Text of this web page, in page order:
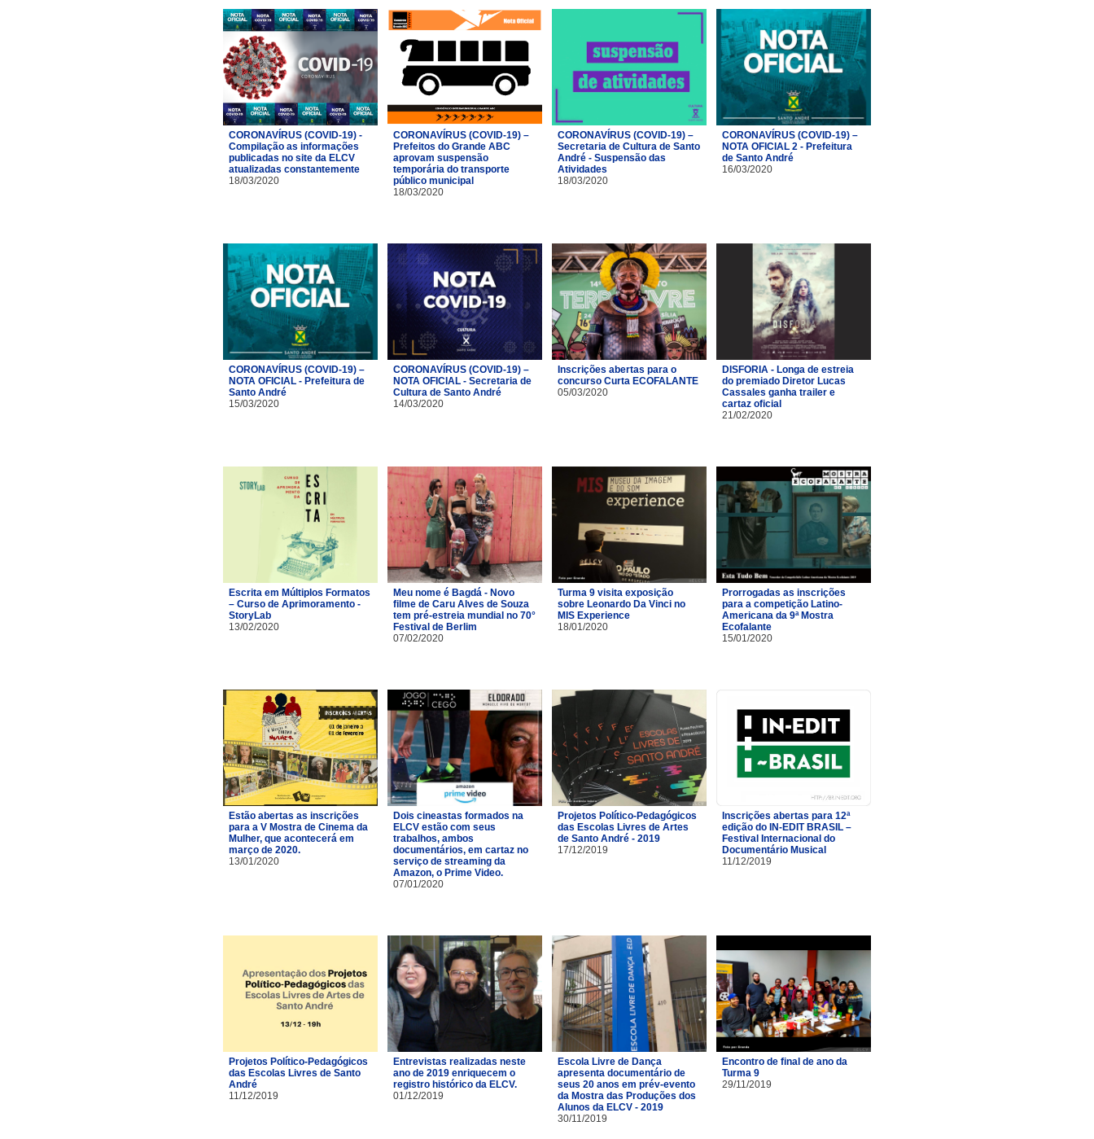
CORONAVÍRUS (COVID-19) -
Compilação as informações
publicadas no site da ELCV
atualizadas constantemente
18/03/2020
CORONAVÍRUS (COVID-19) –
Prefeitos do Grande ABC
aprovam suspensão
temporária do transporte
público municipal
18/03/2020
CORONAVÍRUS (COVID-19) –
Secretaria de Cultura de Santo
André - Suspensão das
Atividades
18/03/2020
CORONAVÍRUS (COVID-19) –
NOTA OFICIAL 2 - Prefeitura
de Santo André
16/03/2020
CORONAVÍRUS (COVID-19) –
NOTA OFICIAL - Prefeitura de
Santo André
15/03/2020
CORONAVÍRUS (COVID-19) –
NOTA OFICIAL - Secretaria de
Cultura de Santo André
14/03/2020
Inscrições abertas para o
concurso Curta ECOFALANTE
05/03/2020
DISFORIA - Longa de estreia
do premiado Diretor Lucas
Cassales ganha trailer e
cartaz oficial
21/02/2020
Escrita em Múltiplos Formatos
– Curso de Aprimoramento -
StoryLab
13/02/2020
Meu nome é Bagdá - Novo
filme de Caru Alves de Souza
tem pré-estreia mundial no 70°
Festival de Berlim
07/02/2020
Turma 9 visita exposição
sobre Leonardo Da Vinci no
MIS Experience
18/01/2020
Prorrogadas as inscrições
para a competição Latino-
Americana da 9ª Mostra
Ecofalante
15/01/2020
Estão abertas as inscrições
para a V Mostra de Cinema da
Mulher, que acontecerá em
março de 2020.
13/01/2020
Dois cineastas formados na
ELCV estão com seus
trabalhos, ambos
documentários, em cartaz no
serviço de streaming da
Amazon, o Prime Video.
07/01/2020
Projetos Político-Pedagógicos
das Escolas Livres de Artes
de Santo André - 2019
17/12/2019
Inscrições abertas para 12ª
edição do IN-EDIT BRASIL –
Festival Internacional do
Documentário Musical
11/12/2019
Projetos Político-Pedagógicos
das Escolas Livres de Santo
André
11/12/2019
Entrevistas realizadas neste
ano de 2019 enriquecem o
registro histórico da ELCV.
01/12/2019
Escola Livre de Dança
apresenta documentário de
seus 20 anos em prév-evento
da Mostra das Produções dos
Alunos da ELCV - 2019
30/11/2019
Encontro de final de ano da
Turma 9
29/11/2019